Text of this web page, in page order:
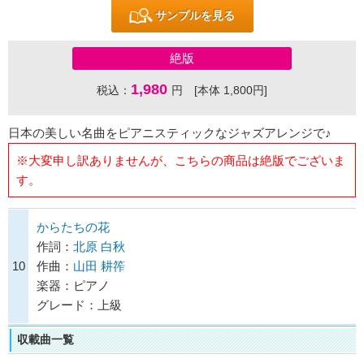
サンプルを見る
絶版
税込： 1,980 円 [本体 1,800円]
日本の美しい名曲をピアニスティックなジャズアレンジで♪
※大変申し訳ありませんが、こちらの商品は絶版でございま
す。
10
からたちの花
作詞： 北原 白秋
作曲： 山田 耕筰
楽器：ピアノ
グレード：上級
収載曲一覧